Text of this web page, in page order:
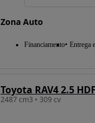
Zona Auto
Financiamento Entrega
Toyota RAV4 2.5
2487 cm3 • 309 cv